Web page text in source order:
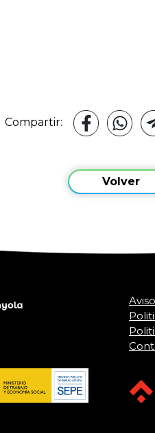
Compartir:
Volver